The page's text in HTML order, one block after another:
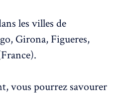
les villes de
Girona, Figueres,
vous pourrez savourer